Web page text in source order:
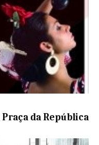
da República